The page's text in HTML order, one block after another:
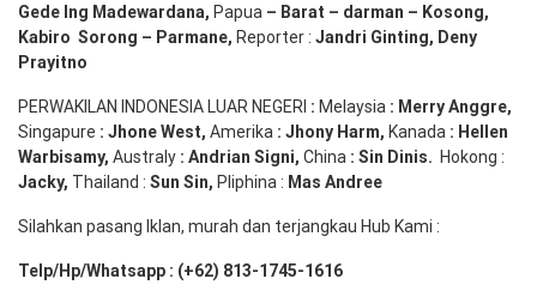
Gede Ing Madewardana, Papua – Barat – darman – Kosong,
Kabiro Sorong – Parmane, Reporter : Jandri Ginting, Deny
Prayitno
PERWAKILAN INDONESIA LUAR NEGERI : Melaysia : MerryAnggre,
Singapure : JhoneWest, Amerika : Jhony Harm, Kanada : Hellen
Warbisamy, Australy : Andrian Signi, China : Sin Dinis. Hokong :
Jacky, Thailand : Sun Sin, Pliphina : Mas Andree
Silahkan pasang Iklan, murah dan terjangkau Hub Kami :
Telp/Hp/Whatsapp : (+62) 813-1745-1616